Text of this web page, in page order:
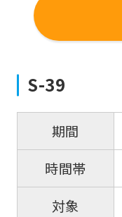
S-39
期間
時間帯
対象